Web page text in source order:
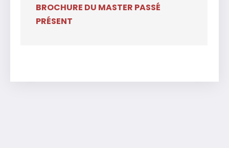
BROCHURE DU MASTER PASSÉ
PRÉSENT